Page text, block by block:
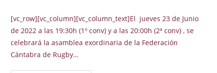
la
entrada:
[vc_row][vc_column][vc_column_text]El jueves 23 de Junio
de 2022 a las 19:30h (1º conv) y a las 20:00h (2ª conv) , se
celebrará la asamblea exordinaria de la Federación
Cántabra de Rugby…